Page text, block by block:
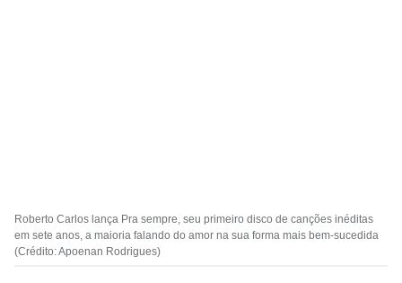
Roberto Carlos lança Pra sempre, seu primeiro disco de canções inéditas
em sete anos, a maioria falando do amor na sua forma mais bem-sucedida
(Crédito: Apoenan Rodrigues)